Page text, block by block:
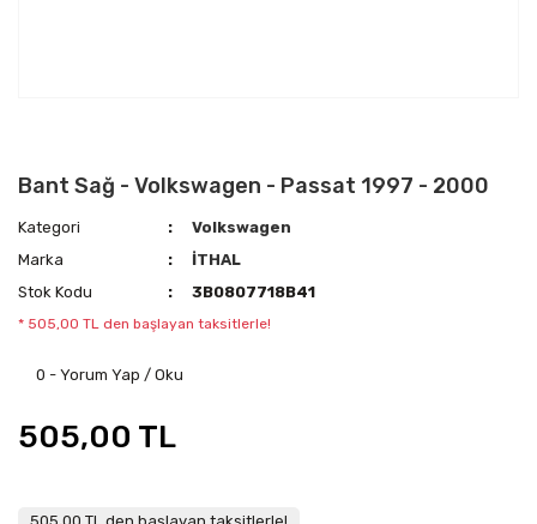
Bant Sağ - Volkswagen - Passat 1997 - 2000
Kategori
Volkswagen
Marka
İTHAL
Stok Kodu
3B0807718B41
* 505,00 TL den başlayan taksitlerle!
0 - Yorum Yap / Oku
505,00 TL